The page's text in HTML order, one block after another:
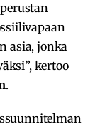
asia, jonka
kertoo
.